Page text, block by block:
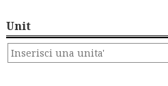
Unit